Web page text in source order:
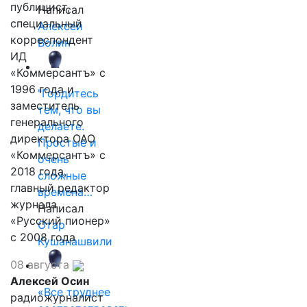
Написал
Алексей
Волин
"Гордитесь
тем, что вы
делаете.
Простые и
очень
сложные
времена…
Написал
Отар
Кушанашвили
«Все труднее
публицист,
специальный
корреспондент
ИД
«Коммерсантъ» с
1996 года и
заместитель
генерального
директора ОАО
«Коммерсантъ» с
2018 года,
главный редактор
журнала
«Русский пионер»
с 2008 года
08 августа
Алексей Осин
радиожурналист